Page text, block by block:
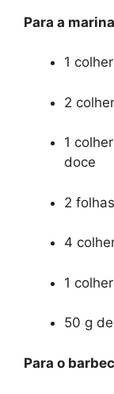
Para a
1
2
1
doce
2
4
1
50 g
Para o